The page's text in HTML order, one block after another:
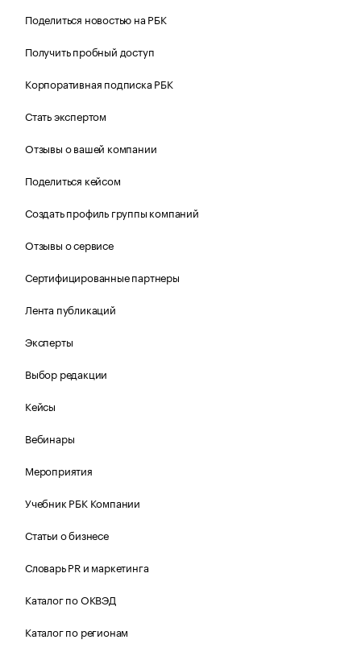
Поделиться новостью на РБК
Получить пробный доступ
Корпоративная подписка РБК
Стать экспертом
Отзывы о вашей компании
Поделиться кейсом
Создать профиль группы компаний
Отзывы о сервисе
Сертифицированные партнеры
Лента публикаций
Эксперты
Выбор редакции
Кейсы
Вебинары
Мероприятия
Учебник РБК Компании
Статьи о бизнесе
Словарь PR и маркетинга
Каталог по ОКВЭД
Каталог по регионам